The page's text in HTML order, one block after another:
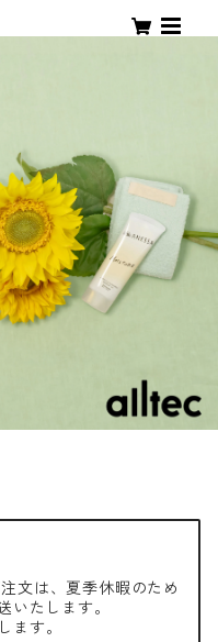
文は、夏季休暇のため
いたします。
ます。